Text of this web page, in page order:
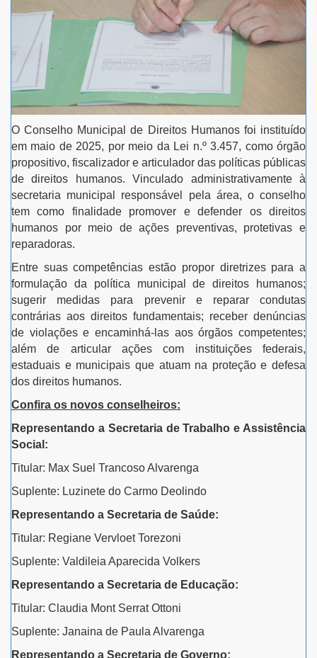
O Conselho Municipal de Direitos Humanos foi instituído
em maio de 2025, por meio da Lei n.º 3.457, como órgão
propositivo, fiscalizador e articulador das políticas públicas
de direitos humanos. Vinculado administrativamente à
secretaria municipal responsável pela área, o conselho
tem como finalidade promover e defender os direitos
humanos por meio de ações preventivas, protetivas e
reparadoras.
Entre suas competências estão propor diretrizes para a
formulação da política municipal de direitos humanos;
sugerir medidas para prevenir e reparar condutas
contrárias aos direitos fundamentais; receber denúncias
de violações e encaminhá-las aos órgãos competentes;
além de articular ações com instituições federais,
estaduais e municipais que atuam na proteção e defesa
dos direitos humanos.
Confira os novos conselheiros:
Representando a Secretaria de Trabalho e Assistência
Social:
Titular: Max Suel Trancoso Alvarenga
Suplente: Luzinete do Carmo Deolindo
Representando a Secretaria de Saúde:
Titular: Regiane Vervloet Torezoni
Suplente: Valdileia Aparecida Volkers
Representando a Secretaria de Educação:
Titular: Claudia Mont Serrat Ottoni
Suplente: Janaina de Paula Alvarenga
Representando a Secretaria de Governo: